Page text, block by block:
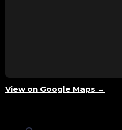
View on Google Maps →